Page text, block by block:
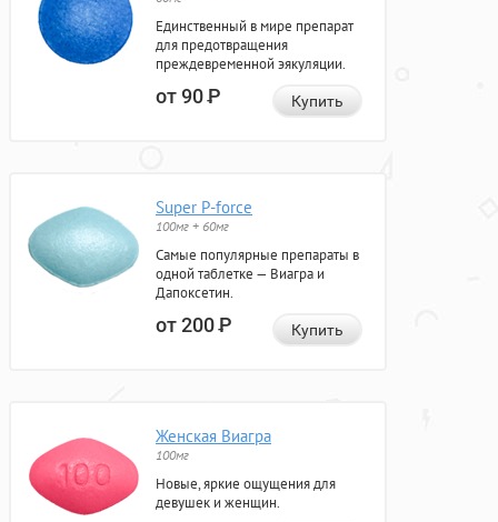
Единственный в мире препарат
для предотвращения
преждевременной эякуляции.
от 90Р Купить
Super P-force
100мг + 60мг
Самые популярные препараты в
одной таблетке — Виагра и
Дапоксетин.
от 200Р Купить
Женская Виагра
100мг
Новые, яркие ощущения для
девушек и женщин.